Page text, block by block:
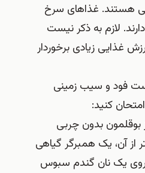
هستند. غذاهای سرخ
لازم به ذکر نیست
غذایی زیادی برخوردار
فود و سیب زمینی
کنید:
بوقلمون بدون چربی
از آن، یک همبرگر گیاهی
روی یک نان گندم سبوس